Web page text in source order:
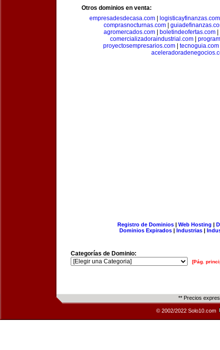
Otros dominios en venta:
empresadesdecasa.com
logisticayfinanzas.com
comprasnocturnas.com
agromercados.com
boletindeofertas.com
comercializadoraindustrial.com
proyectosempresarios.com
tecnoguia.com
Registro de Dominios| Web Hosting |
Dominios Expirados | Industrias |
Categorías de Dominio:
[Pág.
** Precios
© 2002/2022 Solo10.com